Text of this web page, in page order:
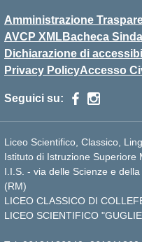
Amministrazione
AVCP XMLBacheca
Dichiarazione di
Privacy PolicyAccesso
Seguici su:
Liceo Scientifico, Classico,
Istituto di Istruzione Superiore
I.I.S. - via delle Scienze e
(RM)
LICEO CLASSICO DI
LICEO SCIENTIFICO